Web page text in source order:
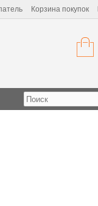
Корзина покупок